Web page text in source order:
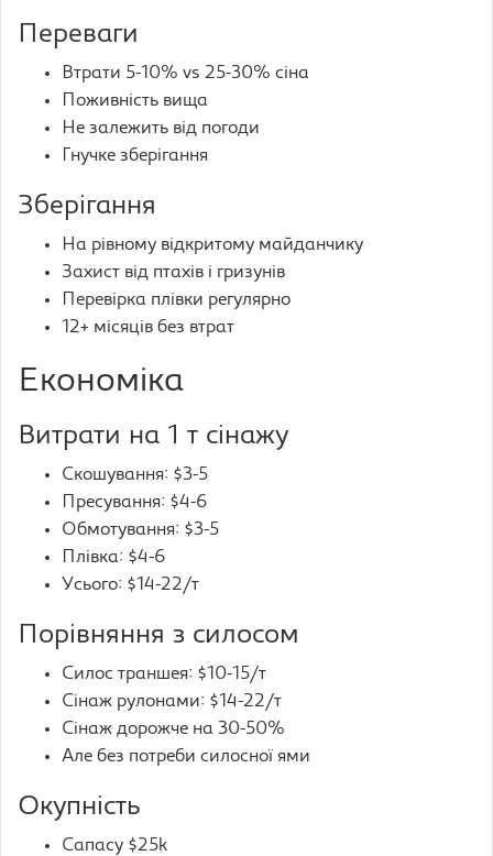
Переваги
Втрати 5-10% vs 25-30% сіна
Поживність вища
Не залежить від погоди
Гнучке зберігання
Зберігання
На рівному відкритому майданчику
Захист від птахів і гризунів
Перевірка плівки регулярно
12+ місяців без втрат
Економіка
Витрати на 1 т сінажу
Скошування: $3-5
Пресування: $4-6
Обмотування: $3-5
Плівка: $4-6
Усього: $14-22/т
Порівняння з силосом
Силос траншея: $10-15/т
Сінаж рулонами: $14-22/т
Сінаж дорожче на 30-50%
Але без потреби силосної ями
Окупність
Сапасу $25k